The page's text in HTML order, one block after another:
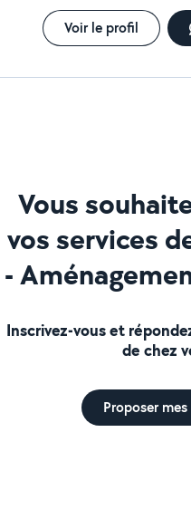
Voir le profil
Vous
vos services
-
Inscrivez-vous et
de chez
Proposer